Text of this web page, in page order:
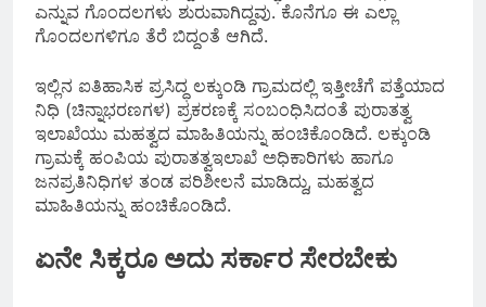
ಎನ್ನುವ ಗೊಂದಲಗಳು ಶುರುವಾಗಿದ್ದವು. ಕೊನೆಗೂ ಈ ಎಲ್ಲಾ
ಗೊಂದಲಗಳಿಗೂ ತೆರೆ ಬಿದ್ದಂತೆ ಆಗಿದೆ.
ಇಲ್ಲಿನ ಐತಿಹಾಸಿಕ ಪ್ರಸಿದ್ಧ ಲಕ್ಕುಂಡಿ ಗ್ರಾಮದಲ್ಲಿ ಇತ್ತೀಚೆಗೆ ಪತ್ತೆಯಾದ
ನಿಧಿ (ಚಿನ್ನಾಭರಣಗಳ) ಪ್ರಕರಣಕ್ಕೆ ಸಂಬಂಧಿಸಿದಂತೆ ಪುರಾತತ್ವ
ಇಲಾಖೆಯು ಮಹತ್ವದ ಮಾಹಿತಿಯನ್ನು ಹಂಚಿಕೊಂಡಿದೆ. ಲಕ್ಕುಂಡಿ
ಗ್ರಾಮಕ್ಕೆ ಹಂಪಿಯ ಪುರಾತತ್ವಇಲಾಖೆ ಅಧಿಕಾರಿಗಳು ಹಾಗೂ
ಜನಪ್ರತಿನಿಧಿಗಳ ತಂಡ ಪರಿಶೀಲನೆ ಮಾಡಿದ್ದು, ಮಹತ್ವದ
ಮಾಹಿತಿಯನ್ನು ಹಂಚಿಕೊಂಡಿದೆ.
ಏನೇ ಸಿಕ್ಕರೂ ಅದು ಸರ್ಕಾರ ಸೇರಬೇಕು